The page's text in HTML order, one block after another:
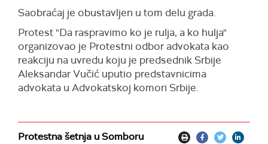
Saobraćaj je obustavljen u tom delu grada.
Protest "Da raspravimo ko je rulja, a ko hulja"
organizovao je Protestni odbor advokata kao
reakciju na uvredu koju je predsednik Srbije
Aleksandar Vučić uputio predstavnicima
advokata u Advokatskoj komori Srbije.
Protestna šetnja u Somboru